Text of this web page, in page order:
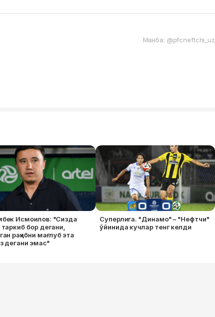
Манба: @pfcneftchi_uz
Исмоилов: "Сизда
бор дегани,
рақибни мағлуб эта
дегани эмас"
Суперлига. "Динамо" – "Нефтчи"
ўйинида кучлар тенг келди